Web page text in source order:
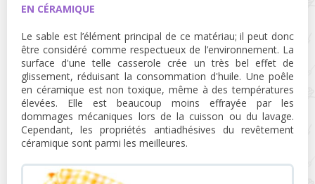
EN CÉRAMIQUE
Le sable est l’élément principal de ce matériau; il peut donc
être considéré comme respectueux de l’environnement. La
surface d'une telle casserole crée un très bel effet de
glissement, réduisant la consommation d'huile. Une poêle
en céramique est non toxique, même à des températures
élevées. Elle est beaucoup moins effrayée par les
dommages mécaniques lors de la cuisson ou du lavage.
Cependant, les propriétés antiadhésives du revêtement
céramique sont parmi les meilleures.